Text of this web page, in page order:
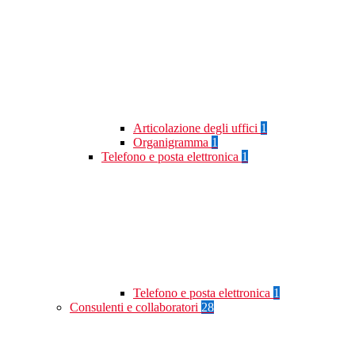
Articolazione degli uffici 1
Organigramma 1
Telefono e posta elettronica 1
Telefono e posta elettronica 1
Consulenti e collaboratori 28